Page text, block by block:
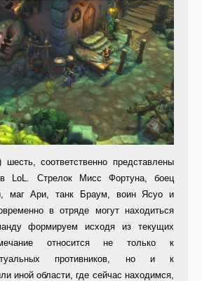
шесть, соответственно представлены
LoL. Стрелок Мисс Фортуна, боец
маг Ари, танк Браум, воин Ясуо и
в отряде могут находиться
формируем исходя из текущих
относится не только к
противников, но и к
иной области, где сейчас находимся,